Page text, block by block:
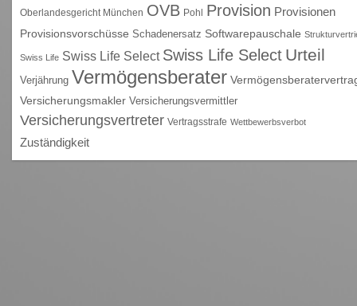
Oberlandesgericht München OVB Pohl Provision Provisionen
Provisionsvorschüsse Schadenersatz Softwarepauschale
Swiss Life Swiss Life Select Swiss Life Select Urteil
Verjährung Vermögensberater
Versicherungsmakler Versicherungsvermittler
Versicherungsvertreter Vertragsstrafe Wettbewerbsverbot
Zuständigkeit